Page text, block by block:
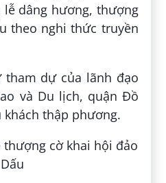
lễ dâng hương, thượng
theo nghi thức truyền
tham dự của lãnh đạo
và Du lịch, quận Đồ
khách thập phương.